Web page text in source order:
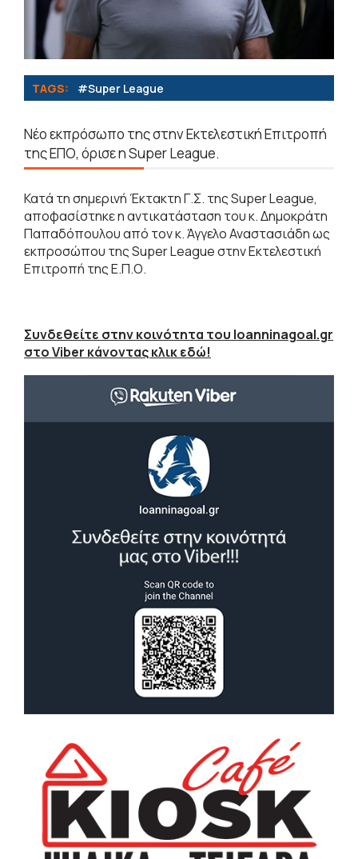
TAGS: #Super League
Νέο εκπρόσωπο της στην Εκτελεστική Επιτροπή
της ΕΠΟ, όρισε η Super League.
Κατά τη σημερινή Έκτακτη Γ.Σ. της Super League,
αποφασίστηκε η αντικατάσταση του κ. Δημοκράτη
Παπαδόπουλου από τον κ. Άγγελο Αναστασιάδη ως
εκπροσώπου της Super League στην Εκτελεστική
Επιτροπή της Ε.Π.Ο.
Συνδεθείτε στην κοινότητα του Ioanninagoal.gr
στο Viber κάνοντας κλικ εδώ!